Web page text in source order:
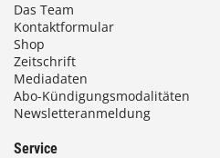
Das Team
Kontaktformular
Shop
Zeitschrift
Mediadaten
Abo-Kündigungsmodalitäten
Newsletteranmeldung
Service